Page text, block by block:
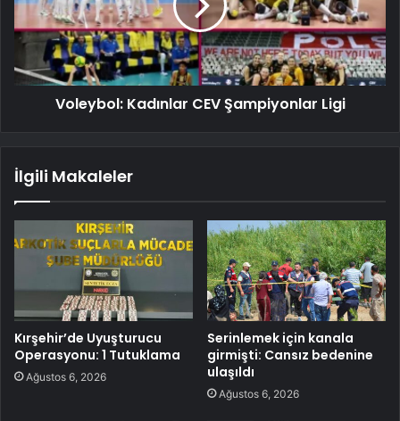
Voleybol: Kadınlar CEV Şampiyonlar Ligi
İlgili Makaleler
Kırşehir’de Uyuşturucu
Operasyonu: 1 Tutuklama
Ağustos 6, 2026
Serinlemek için kanala
girmişti: Cansız bedenine
ulaşıldı
Ağustos 6, 2026